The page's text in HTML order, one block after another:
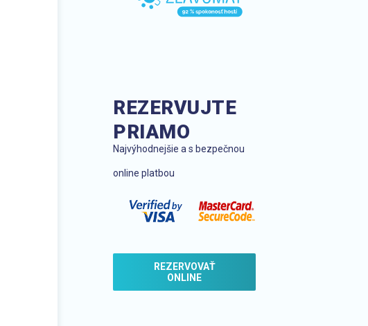
REZERVUJTE
PRIAMO
Najvýhodnejšie a s bezpečnou
online platbou
REZERVOVAŤ
ONLINE